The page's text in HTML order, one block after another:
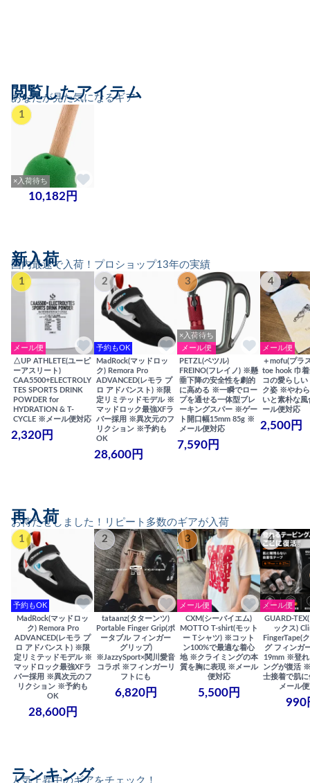
あなたが見た気になるギア
閲覧したアイテム
1
×入荷待ち
10,182円
国内最速で入荷！プロショップ13年の実績
新入荷
1
メール便
△UP ATHLETE(ユーピ
ーアスリート)
CAA5500+ELECTROLY
TES SPORTS DRINK
POWDER for
HYDRATION & T-
CYCLE ※メール便対応
2,320円
2
予約もOK
MadRock(マッドロッ
ク) Remora Pro
ADVANCED(レモラ プ
ロ アドバンスト) ※限
定リミテッドモデル ※
マッドロック最強XFラ
バー採用 ※異次元のフ
リクション ※予約も
OK
28,600円
3
×入荷待ち
メール便
PETZL(ペツル)
FREINO(フレイノ) ※懸
垂下降の安全性を劇的
に高める ※一瞬でロー
プを通せる一体型ブレ
ーキングスパー ※ゲー
ト開口幅15mm 85g ※
メール便対応
7,590円
4
メール便
＋mofu(プラ
toe hook 巾
コの愛らしい
ク姿 ※やわ
いと素朴な
ール便対応
2,500円
お待たせしました！リピート多数のギアが入荷
再入荷
1
予約もOK
MadRock(マッドロッ
ク) Remora Pro
ADVANCED(レモラ プ
ロ アドバンスト) ※限
定リミテッドモデル ※
マッドロック最強XFラ
バー採用 ※異次元のフ
リクション ※予約も
OK
28,600円
2
tataanz(タターンツ)
Portable Finger Grip(ポ
ータブル フィンガー
グリップ)
※JazzySport×関川愛音
コラボ ※フィンガーリ
フトにも
6,820円
3
メール便
CXM(シーバイエム)
MOTTO T-shirt(モット
ー Tシャツ) ※コット
ン100%で最適な着心
地 ※クライミングの本
質を胸に表現 ※メール
便対応
5,500円
4
メール便
GUARD-
ックス)
FingerTape(
グ フィンガ
19mm ※登れ
ングが復活
士接着で肌
メール
990
人気上昇中のギアをチェック！
ランキング